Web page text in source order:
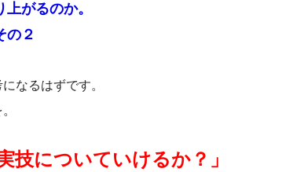
がるのか。
の２
なるはずです。
技についていけるか？」